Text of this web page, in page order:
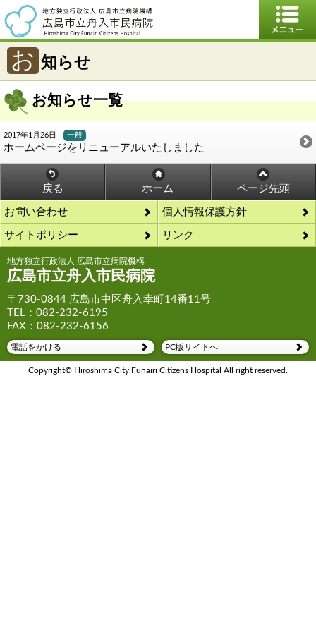
お 知らせ
お知らせ一覧
2017年1月26日 一般
ホームページをリニューアルいたしました
戻る ホーム ページ先頭
お問い合わせ 個人情報保護方針
サイトポリシー リンク
地方独立行政法人 広島市立病院機構
広島市立舟入市民病院
〒730-0844 広島市中区舟入幸町14番11号
TEL：082-232-6195
FAX：082-232-6156
電話をかける PC版サイトへ
Copyright© Hiroshima City Funairi Citizens Hospital All right reserved.